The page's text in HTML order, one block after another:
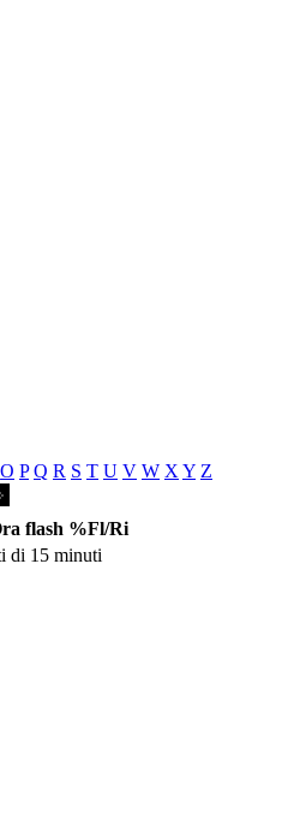
O P Q R S T U V W X Y Z
flash %Fl/Ri
di 15 minuti